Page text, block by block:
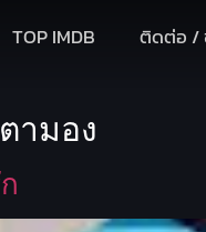
TOP IMDB ติดต่อ /
ามอง